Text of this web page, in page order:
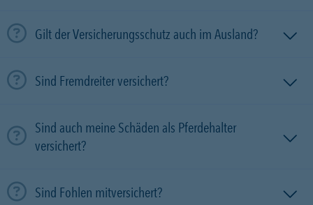
Gilt der Versicherungsschutz auch im Ausland?
Sind Fremdreiter versichert?
Sind auch meine Schäden als Pferdehalter
versichert?
Sind Fohlen mitversichert?